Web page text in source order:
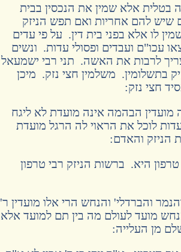
בטלית אלא שמין את הנכסין בבית
שיש להם אחריות ואם תפש הניזק
לו אלא בפני בית דין. על פי עדים
עכו"ם ועבדים ופסולי עדות. ונשים
לרבות את האשה. תני רבי ישמעאל
בתשלומין. משלמין חצי נזק. מיכן
חצי נזק:
הבהמה אינה מועדת לא ליגח
לוכל את הראוי לה הרגל מועדת
הניזק והאדם:
טרפון היא. ברשות הניזק רבי טרפון
והברדלי' והנחש הרי אלו מועדין ר'
מועד לעולם מה בין תם למועד אלא
מן העלייה: